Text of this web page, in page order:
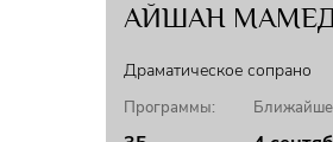
АЙШАН
Драматическое сопрано
Программы: